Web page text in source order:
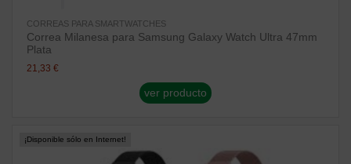
CORREAS PARA SMARTWATCHES
Correa Milanesa para Samsung Galaxy Watch Ultra 47mm
Plata
21,33 €
ver producto
¡Disponible sólo en Internet!